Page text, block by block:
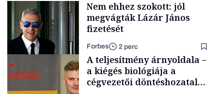
Nem ehhez szokott: jól
megvágták Lázár János
fizetését
Forbes 2 perc
A teljesítmény árnyoldala –
a kiégés biológiája a
cégvezetői döntéshozatal